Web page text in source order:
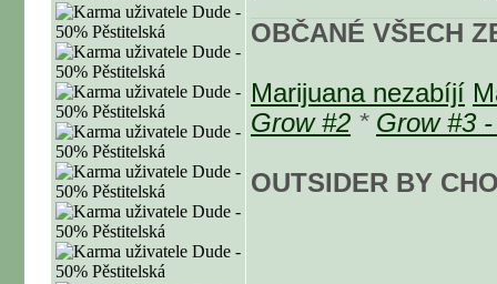
OBČANÉ VŠECH
Marijuana nezabíjí
Grow #2 * Grow #3
OUTSIDER BY